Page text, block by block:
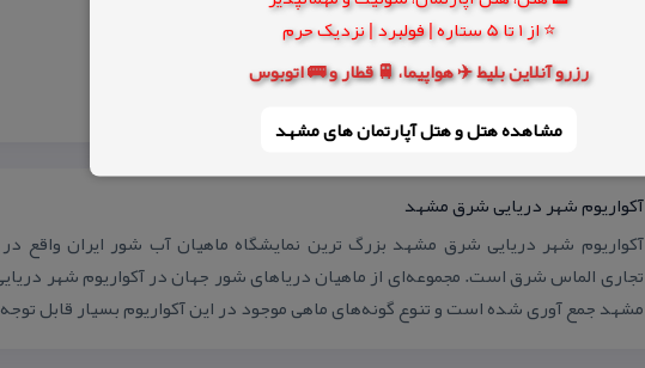
⭐ از 1 تا 5 ستاره | فولبرد | نزدیک حرم
رزرو آنلاین بلیط ✈️ هواپیما، 🚆 قطار و 🚌 اتوبوس
مشاهده هتل و هتل‌ آپارتمان های مشهد
آكواریوم شهر دریایی شرق مشهد
آكواریوم شهر دریایی شرق مشهد بزرگ ترین نمایشگاه ماهیان آب شور ایران واقع
تجاری الماس شرق است. مجموعه‌ای از ماهیان دریاهای‌ شور جهان در آكواریوم شهر
مشهد جمع آوری شده است و تنوع گونه‌های ماهی موجود در این آكواریوم بسیار قابل